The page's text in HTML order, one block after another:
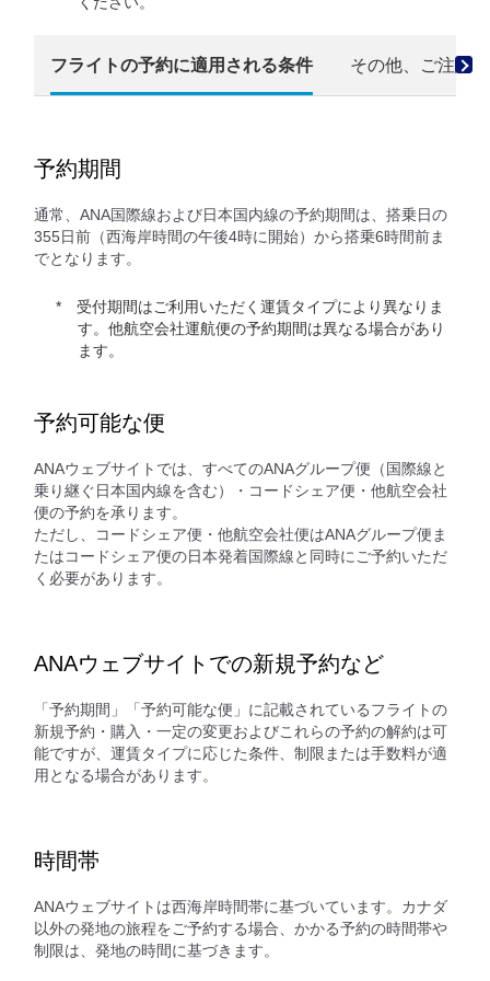
フライトの予約に適用される条件 その他、ご注意
予約期間
通常、ANA国際線および日本国内線の予約期間は、搭乗日の
355日前（西海岸時間の午後4時に開始）から搭乗6時間前ま
でとなります。
受付期間はご利用いただく運賃タイプにより異なりま
す。他航空会社運航便の予約期間は異なる場合があり
ます。
予約可能な便
ANAウェブサイトでは、すべてのANAグループ便（国際線と
乗り継ぐ日本国内線を含む）・コードシェア便・他航空会社
便の予約を承ります。
ただし、コードシェア便・他航空会社便はANAグループ便ま
たはコードシェア便の日本発着国際線と同時にご予約いただ
く必要があります。
ANAウェブサイトでの新規予約など
「予約期間」「予約可能な便」に記載されているフライトの
新規予約・購入・一定の変更およびこれらの予約の解約は可
能ですが、運賃タイプに応じた条件、制限または手数料が適
用となる場合があります。
時間帯
ANAウェブサイトは西海岸時間帯に基づいています。カナダ
以外の発地の旅程をご予約する場合、かかる予約の時間帯や
制限は、発地の時間に基づきます。